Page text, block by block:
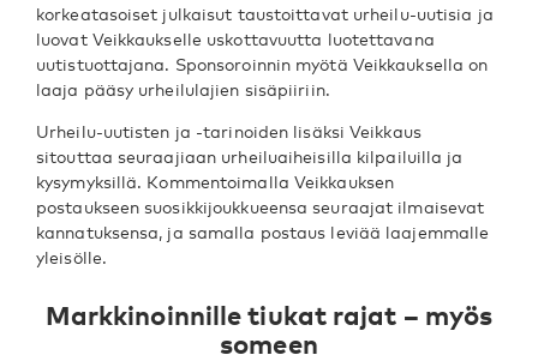
korkeatasoiset julkaisut taustoittavat urheilu-uutisia ja
luovat Veikkaukselle uskottavuutta luotettavana
uutistuottajana. Sponsoroinnin myötä Veikkauksella on
laaja pääsy urheilulajien sisäpiiriin.
Urheilu-uutisten ja -tarinoiden lisäksi Veikkaus
sitouttaa seuraajiaan urheiluaiheisilla kilpailuilla ja
kysymyksillä. Kommentoimalla Veikkauksen
postaukseen suosikkijoukkueensa seuraajat ilmaisevat
kannatuksensa, ja samalla postaus leviää laajemmalle
yleisölle.
Markkinoinnille tiukat rajat – myös
someen